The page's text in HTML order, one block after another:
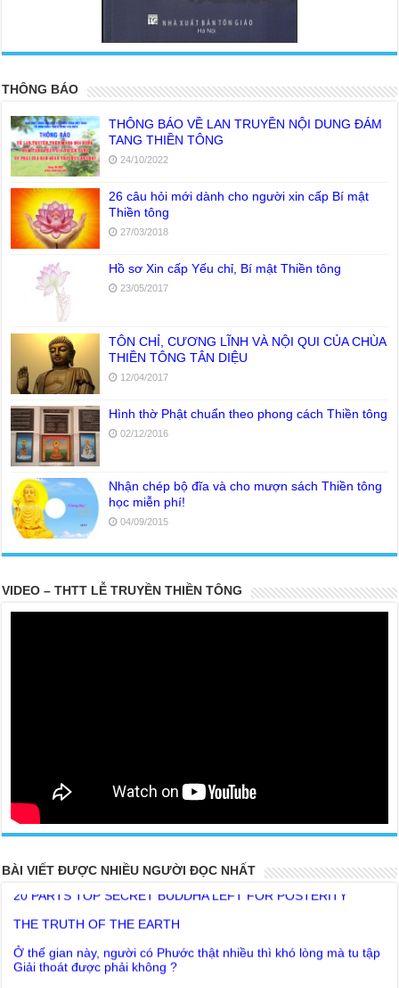
THÔNG BÁO
THÔNG BÁO VỀ LAN TRUYỀN NỘI DUNG ĐÁM
TANG THIỀN TÔNG
24/10/2022
26 câu hỏi mới dành cho người xin cấp Bí mật
Thiền tông
27/03/2018
Hồ sơ Xin cấp Yếu chỉ, Bí mật Thiền tông
23/05/2017
TÔN CHỈ, CƯƠNG LĨNH VÀ NỘI QUI CỦA CHÙA
THIỀN TÔNG TÂN DIỆU
12/04/2017
Hình thờ Phật chuẩn theo phong cách Thiền tông
02/12/2016
Nhận chép bộ đĩa và cho mượn sách Thiền tông
học miễn phí!
04/09/2015
VIDEO – THTT LỄ TRUYỀN THIỀN TÔNG
BÀI VIẾT ĐƯỢC NHIỀU NGƯỜI ĐỌC NHẤT
20 PARTS TOP SECRET BUDDHA LEFT FOR POSTERITY
THE TRUTH OF THE EARTH
Ở thế gian này, người có Phước thật nhiều thì khó lòng mà tu tập
Giải thoát được phải không ?
Lời khuyên của Trưởng Ban dành cho người tu Giác Ngộ & Giải